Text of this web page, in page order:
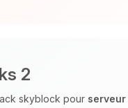
2
skyblock pour